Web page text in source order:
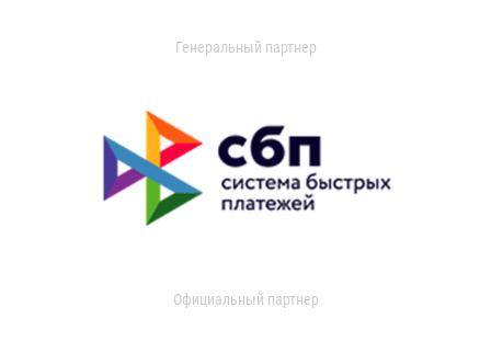
Генеральный партнер
Официальный партнер